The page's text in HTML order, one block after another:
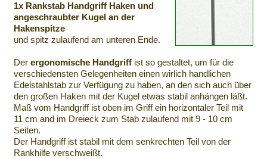
1x Rankstab Handgriff Haken und
angeschraubter Kugel an der
Hakenspitze
und spitz zulaufend am unteren Ende.
Der ergonomische Handgriff ist so gestaltet, um für die
verschiedensten Gelegenheiten einen wirlich handlichen
Edelstahlstab zur Verfügung zu haben, an den sich auch über
den großen Haken mit der Kugel etwas stabil anhängen läßt.
Maß vom Handgriff ist oben im Griff ein horizontaler Teil mit
11 cm and im Dreieck zum Stab zulaufend mit 9 - 10 cm
Seiten.
Der Handgriff ist stabil mit dem senkrechten Teil von der
Rankhilfe verschweißt.